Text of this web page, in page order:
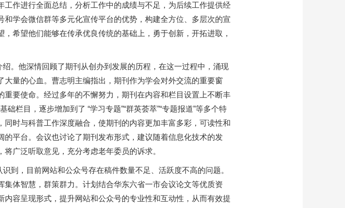
作进行全面总结，分析工作中的成绩与不足，为后续工作提供经
学会微信群等多元化宣传平台的优势，构建全方位、多层次的宣
希望他们能够在传承优良传统的基础上，勇于创新，开拓进取，
。他深情回顾了期刊从创办到发展的历程，在这一过程中，涌现
量的心血。曹志明主编指出，期刊作为学会对外交流的重要窗
要使命。经过多年的不懈努力，期刊在内容和栏目设置上不断丰
础栏目，逐步增加到了 “学习专题”“群英荟萃”“专题报道”等多个特
时与科普工作深度融合，使期刊的内容更加丰富多彩，可读性和
平台。会议也讨论了期刊发布形式，建议随着信息化技术的发
广泛听取意见，充分考虑老年委员的诉求。
到，目前网站和公众号存在稿件数量不足、活跃度不高的问题。
体智慧，群策群力。计划结合华东六省一市会议论文等优质资
容呈现形式，提升网站和公众号的专业性和互动性，从而有效提